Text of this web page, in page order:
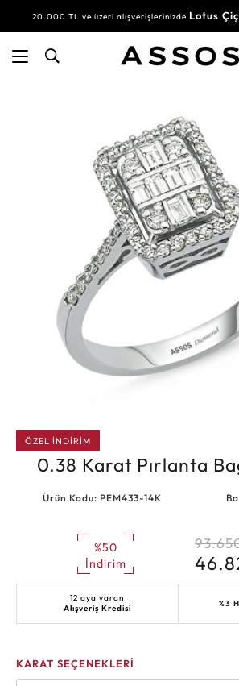
20.000 TL ve üzeri alışverişlerinizde Lotus
ÖZEL İNDİRİM
0.38 Karat Pırlanta
Ürün Kodu: PEM433-14K
%50
İndirim
12 aya varan
Alışveriş Kredisi
%3
KARAT SEÇENEKLERİ